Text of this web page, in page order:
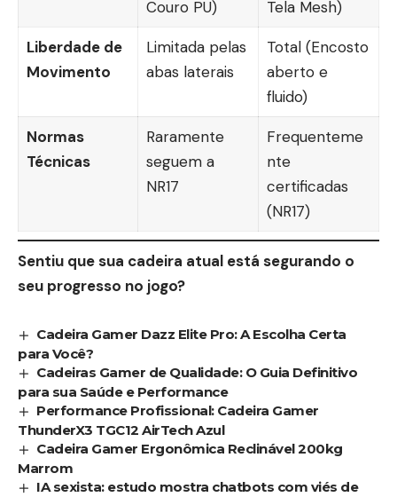
Couro PU) Tela Mesh)
Liberdade de
Movimento
Limitada pelas
abas laterais
Total (Encosto
aberto e
fluido)
Normas
Técnicas
Raramente
seguem a
NR17
Frequenteme
nte
certificadas
(NR17)
Sentiu que sua cadeira atual está segurando o
seu progresso no jogo?
Cadeira Gamer Dazz Elite Pro: A Escolha Certa
para Você?
Cadeiras Gamer de Qualidade: O Guia Definitivo
para sua Saúde e Performance
Performance Profissional: Cadeira Gamer
ThunderX3 TGC12 AirTech Azul
Cadeira Gamer Ergonômica Reclinável 200kg
Marrom
IA sexista: estudo mostra chatbots com viés de